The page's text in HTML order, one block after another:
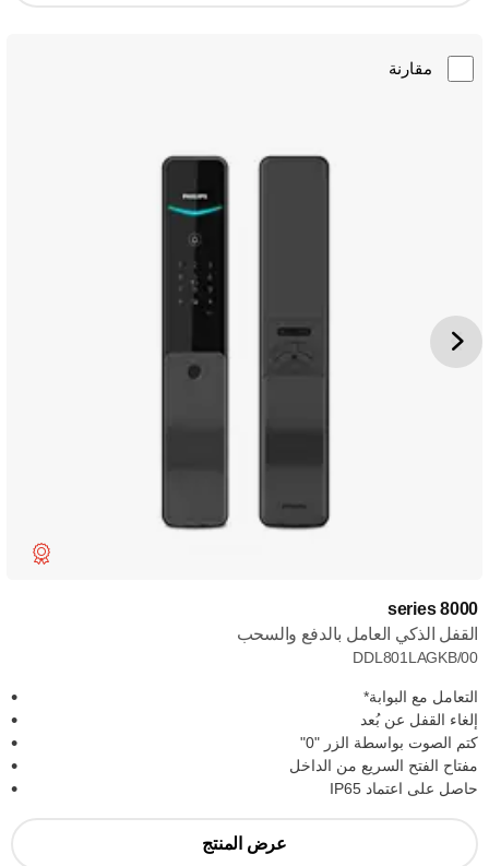
مقارنة
8000 series
القفل الذكي العامل بالدفع والسحب
DDL801LAGKB/00
التعامل مع البوابة*
إلغاء القفل عن بُعد
كتم الصوت بواسطة الزر "0"
مفتاح الفتح السريع من الداخل
حاصل على اعتماد IP65
عرض المنتج